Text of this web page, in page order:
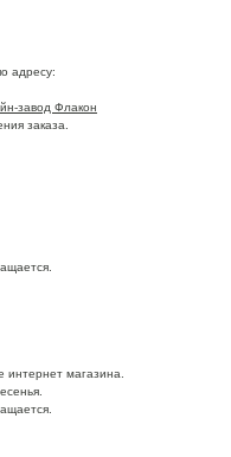
адресу:
завод Флакон
заказа.
интернет магазина.